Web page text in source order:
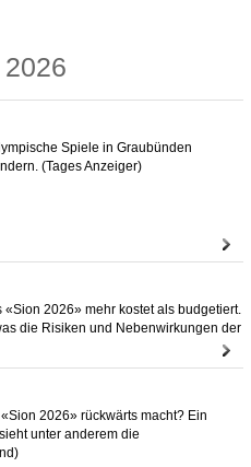
Spiele in Graubünden
(Tages Anzeiger)
«Sion 2026» mehr kostet als budgetiert.
die Risiken und Nebenwirkungen der
2026» rückwärts macht? Ein
unter anderem die